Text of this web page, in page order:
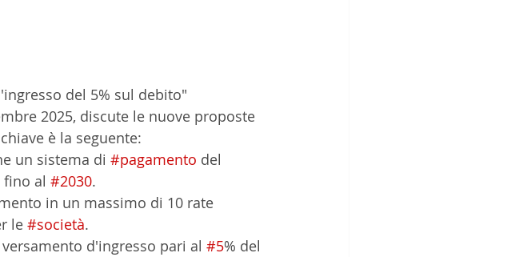
del 5% sul debito"
2025, discute le nuove proposte
è la seguente:
un sistema di #pagamento del
al #2030.
le #società.
d'ingresso pari al #5% del